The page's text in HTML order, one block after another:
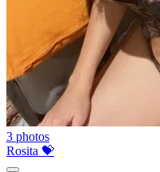
3 photos
Rosita 💝